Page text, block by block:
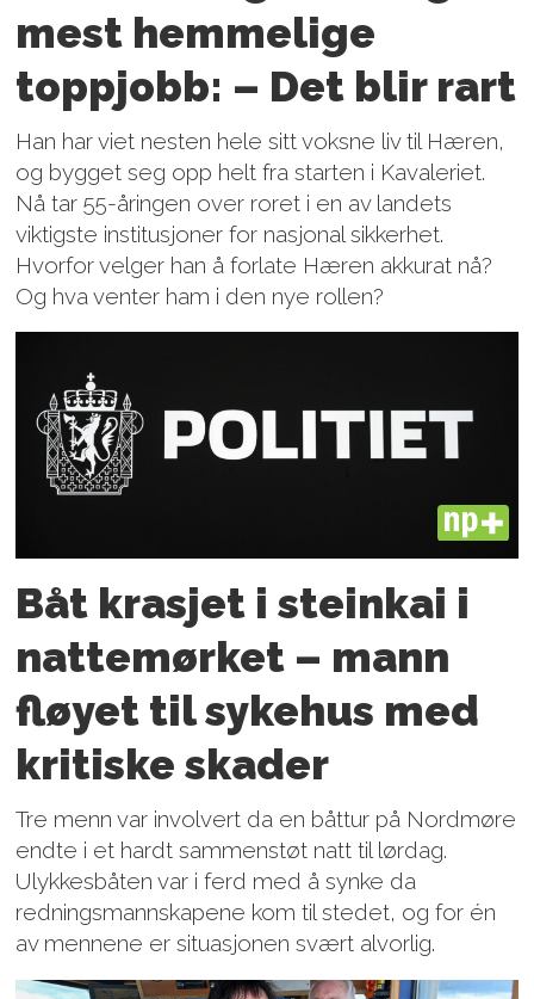
mest hemmelige
toppjobb: – Det blir rart
Han har viet nesten hele sitt voksne liv til Hæren,
og bygget seg opp helt fra starten i Kavaleriet.
Nå tar 55-åringen over roret i en av landets
viktigste institusjoner for nasjonal sikkerhet.
Hvorfor velger han å forlate Hæren akkurat nå?
Og hva venter ham i den nye rollen?
PLUS
Båt krasjet i steinkai i
nattemørket – mann
fløyet til sykehus med
kritiske skader
Tre menn var involvert da en båttur på Nordmøre
endte i et hardt sammenstøt natt til lørdag.
Ulykkesbåten var i ferd med å synke da
redningsmannskapene kom til stedet, og for én
av mennene er situasjonen svært alvorlig.